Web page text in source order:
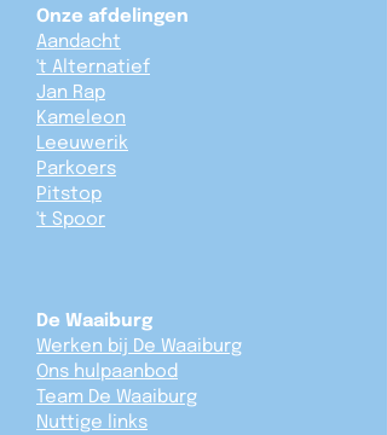
Onze afdelingen
Aandacht
't Alternatief
Jan Rap
Kameleon
Leeuwerik
Parkoers
Pitstop
't Spoor
De Waaiburg
Werken bij De Waaiburg
Ons hulpaanbod
Team De Waaiburg
Nuttige links